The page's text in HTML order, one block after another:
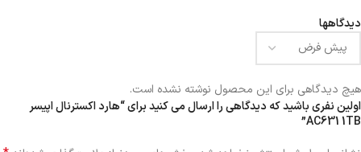
دیدگاهها
هیچ دیدگاهی برای این محصول نوشته نشده است.
اولین نفری باشید که دیدگاهی را ارسال می کنید برای “هارد اکسترنال اپیسر
AC631 1TB”